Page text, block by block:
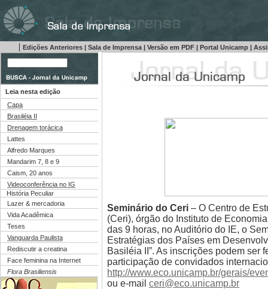
| Edições Anteriores | Sala de Imprensa | Versão em PDF | Portal Unicamp |
Leia nesta edição
Capa
Brasiléia II
Drenagem torácica
Lattes
Alfredo Marques
Mandarim 7, 8 e 9
Caism, 20 anos
Videoconferência no IG
História Peculiar
Lazer & mercadoria
Vida Acadêmica
Teses
Vanguarda Paulista
Rediscutir a creatina
Face feminina na Internet
Flora Brasiliensis
Seminário do Ceri – O Centro de
(Ceri), órgão do Instituto de
das 9 horas, no Auditório do IE, o
Estratégias dos Países em
Basiléia II”. As inscrições podem ser
participação de convidados
http://www.eco.unicamp.br/gerais/
ou e-mail ceri@eco.unicamp.br